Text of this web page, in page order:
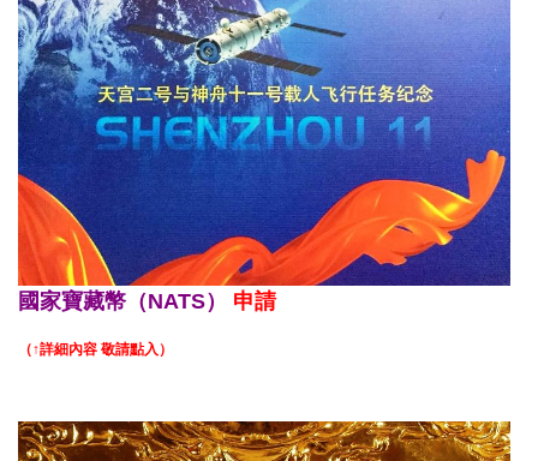
國家寶藏幣（NATS） 申請
（↑詳細內容 敬請點入）